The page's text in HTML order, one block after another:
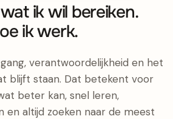
ik wil bereiken.
ik werk.
verantwoordelijkheid en het
blijft staan. Dat betekent voor
beter kan, snel leren,
en altijd zoeken naar de meest